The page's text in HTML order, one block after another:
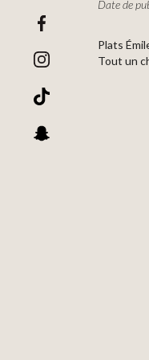
Date de
Plats
Tout un